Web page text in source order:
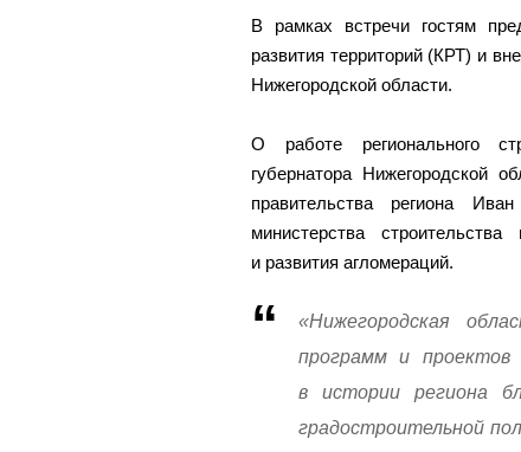
В рамках встречи гостям
развития территорий (КРТ) и
Нижегородской области.
О работе регионального
губернатора Нижегородской
правительства региона
министерства
и развития агломераций.
«Нижегородская
программ и
в истории региона
градостроительной